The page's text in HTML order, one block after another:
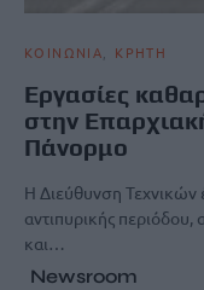
ΚΟΙΝΩΝΙΑ ΚΡΗΤΗ
Εργασίες
στην
Πάνορμο
Η Διεύθυνση Τεχνικών
αντιπυρικής
και…
Newsroom